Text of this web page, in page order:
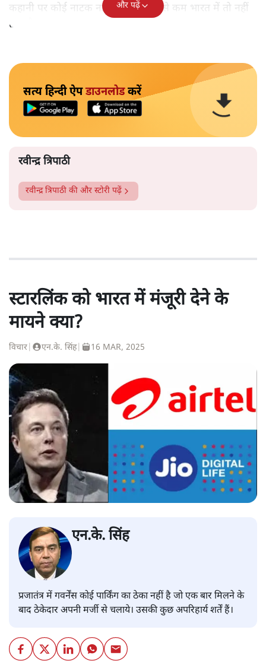
कहानी पर कोई नाटक नहीं हुआ है। कम से कम भारत में तो नहीं
हुआ है।
और पढ़ें
सत्य हिन्दी ऐपडाउनलोडकरें
रवीन्द्र त्रिपाठी
रवीन्द्र त्रिपाठी की और स्टोरी पढ़ें
स्टारलिंक को भारत में मंजूरी देने के
मायने क्या?
विचार एन.के. सिंह| 16 MAR, 2025
एन.के. सिंह
प्रजातंत्र में गवर्नेंस कोई पार्किंग का ठेका नहीं है जो एक बार मिलने के
बाद ठेकेदार अपनी मर्जी से चलाये। उसकी कुछ अपरिहार्य शर्तें हैं।